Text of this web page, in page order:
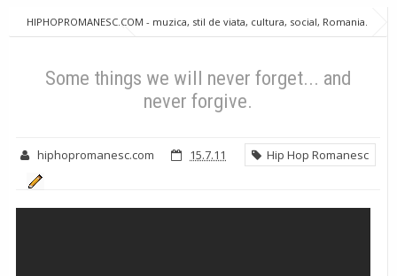
HIPHOPROMANESC.COM - muzica, stil de viata, cultura, social, Romania.
Hip Hop Romanesc
Some things we will never forget... and never
Some things we will never forget... and
never forgive.
hiphopromanesc.com 15.7.11 Hip Hop Romanesc